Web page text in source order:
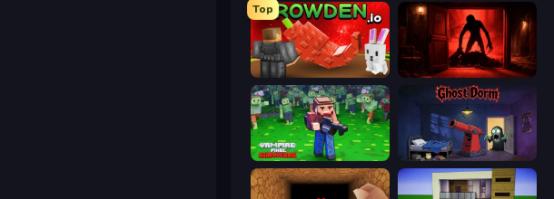
Top
Grow A Garden | Growden.io Doors Castle
Vampire Pixel Survivors Ghost Dorm